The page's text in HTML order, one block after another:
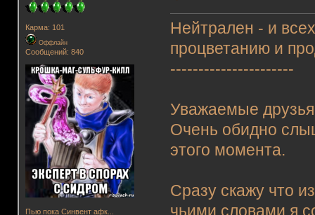
Карма: 101
Оффлайн
Сообщений: 840
Пью пока Синвент афк...
Нейтрален - и
процветанию и
----------------------
Уважаемые
Очень обидно
этого момента.
Сразу скажу что
чьими словами я